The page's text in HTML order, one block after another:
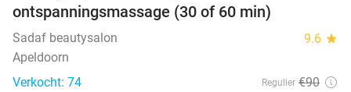
ontspanningsmassage (30 of 60 min)
Sadaf beautysalon 9.6 star
Apeldoorn
Verkocht: 74
Regulier €90